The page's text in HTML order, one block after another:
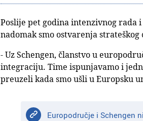
Poslije pet godina intenzivnog
nadomak smo ostvarenja strateškog
- Uz Schengen, članstvo u
integraciju. Time ispunjavamo i
preuzeli kada smo ušli u Europsku
Europodručje i Schengen